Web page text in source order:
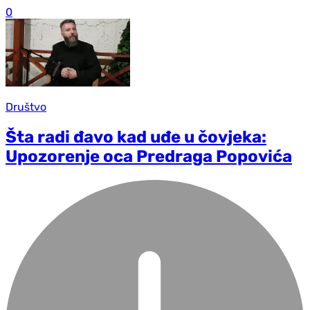
0
Društvo
Šta radi đavo kad uđe u čovjeka:
Upozorenje oca Predraga Popovića